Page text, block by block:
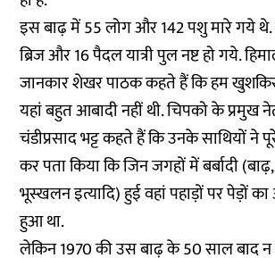
इस बाढ़ में 55 लोग और 142 पशु मारे गये थे.
ब्रिज और 16 पैदल यात्री पुल नष्ट हो गये.
जानकार शेखर पाठक कहते हैं कि हम
यहां बहुत आबादी नहीं थी. चिपको के
चंडीप्रसाद भट्ट कहते हैं कि उनके साथियों ने
कर पता किया कि जिन जगहों में बर्बादी
भूस्खलन इत्यादि) हुई वहां पहाड़ों पर पेड़ों
हुआ था.
लेकिन 1970 की उस बाढ़ के 50 साल बाद